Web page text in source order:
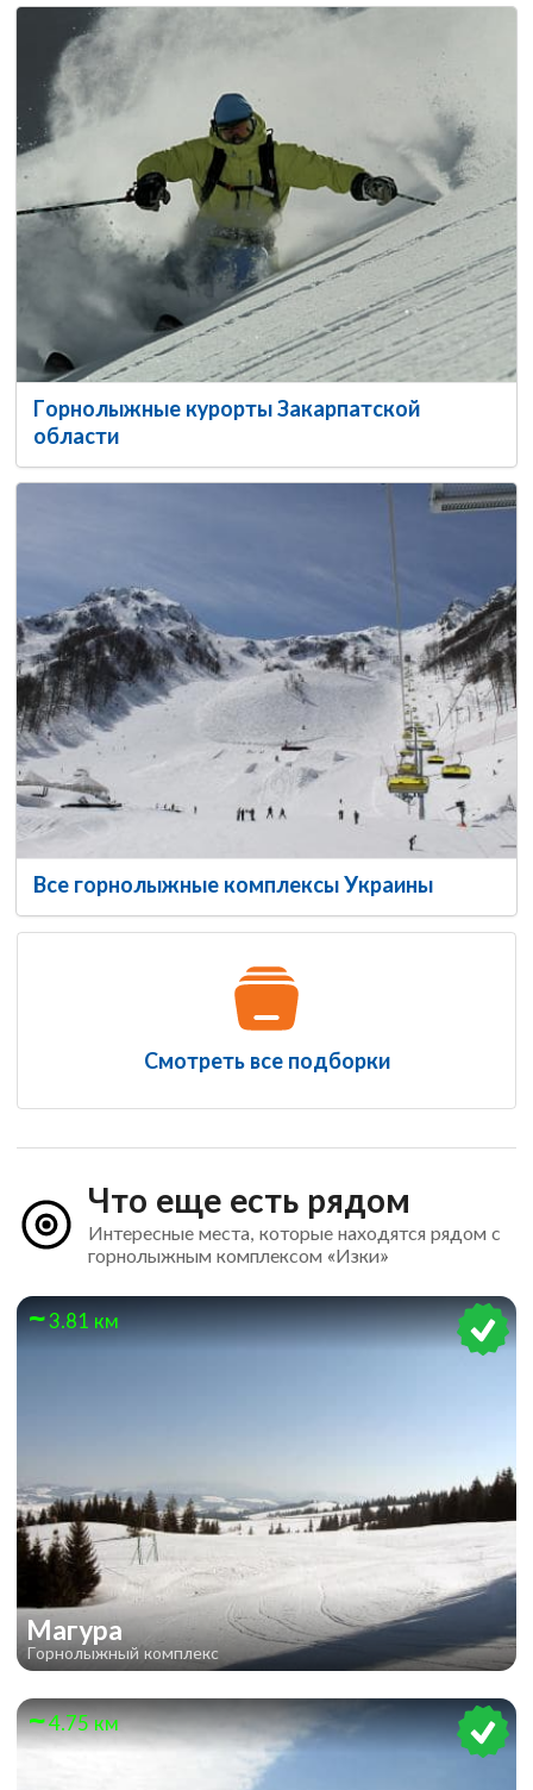
Горнолыжные курорты Закарпатской
области
Все горнолыжные комплексы Украины
Смотреть все подборки
Что еще есть рядом
Интересные места, которые находятся рядом с
горнолыжным комплексом «Изки»
3.81 км
Магура
Горнолыжный комплекс
4.75 км